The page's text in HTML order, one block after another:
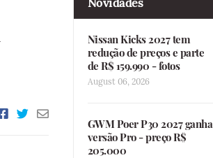
Nissan Kicks 2027 tem
redução de preços e parte
de R$ 159.990 - fotos
August 06, 2026
GWM Poer P30 2027 ganha
versão Pro - preço R$
205.000